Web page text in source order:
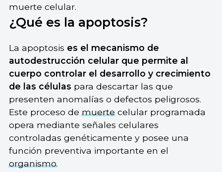
muerte celular.
¿Qué es la apoptosis?
La apoptosis es el mecanismo de
autodestrucción celular que permite al
cuerpo controlar el desarrollo y crecimiento
de las células para descartar las que
presenten anomalías o defectos peligrosos.
Este proceso demuertecelular programada
opera mediante señales celulares
controladas genéticamente y posee una
función preventiva importante en el
organismo.